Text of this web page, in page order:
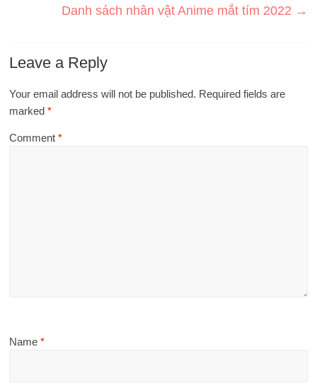
Danh sách nhân vật Anime mắt tím 2022 →
Leave a Reply
Your email address will not be published. Required fields are
marked*
Comment*
Name*